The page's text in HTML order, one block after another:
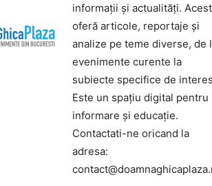
informații și actualități.
oferă articole, reportaje și
analize pe teme diverse, de
evenimente curente la
subiecte specifice de
Este un spațiu digital pentru
informare și educație.
Contactati-ne oricand la
adresa: